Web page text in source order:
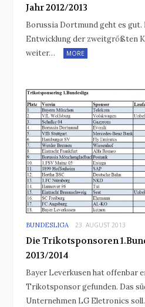
Jahr 2012/2013
Borussia Dortmund geht es gut.
Entwicklung der zweitgrößten
weiter…
MORE
BUNDESLIGA 23. AUGUST 2013
Die Trikotsponsoren
2013/2014
Bayer Leverkusen hat offenbar
Trikotsponsor gefunden. Das
Unternehmen LG Eletronics